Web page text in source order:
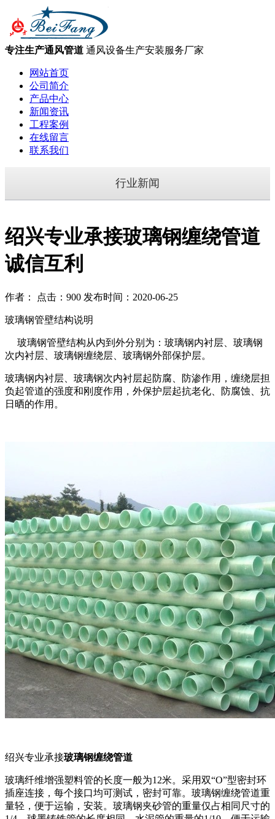
专注生产通风管道 通风设备生产安装服务厂家
网站首页
公司简介
产品中心
新闻资讯
工程案例
在线留言
联系我们
行业新闻
绍兴专业承接玻璃钢缠绕管道
诚信互利
作者： 点击：900 发布时间：2020-06-25
玻璃钢管壁结构说明
玻璃钢管壁结构从内到外分别为：玻璃钢内衬层、玻璃钢
次内衬层、玻璃钢缠绕层、玻璃钢外部保护层。
玻璃钢内衬层、玻璃钢次内衬层起防腐、防渗作用，缠绕层担
负起管道的强度和刚度作用，外保护层起抗老化、防腐蚀、抗
日晒的作用。
绍兴专业承接玻璃钢缠绕管道
玻璃纤维增强塑料管的长度一般为12米。采用双“O”型密封环
插座连接，每个接口均可测试，密封可靠。玻璃钢缠绕管道重
量轻，便于运输，安装。玻璃钢夹砂管的重量仅占相同尺寸的